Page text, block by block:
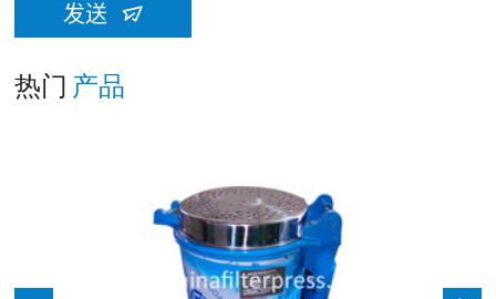
发送
热门 产品